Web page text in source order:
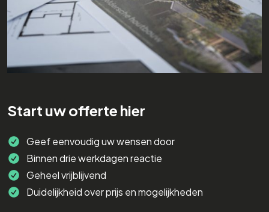
Start uw offerte hier
Geef eenvoudig uw wensen door
Binnen drie werkdagen reactie
Geheel vrijblijvend
Duidelijkheid over prijs en mogelijkheden